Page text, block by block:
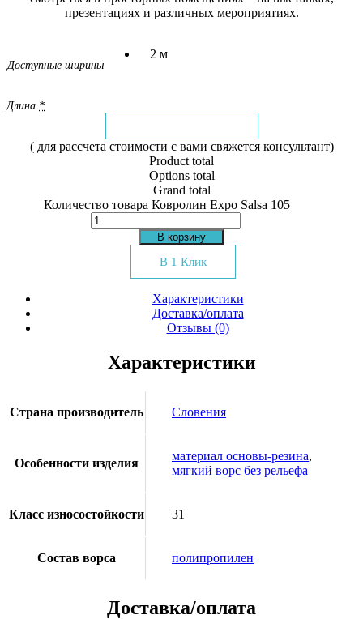
презентациях и различных мероприятиях.
Доступные ширины
2 м
Длина *
( для рассчета стоимости с вами свяжется консультант)
Product total
Options total
Grand total
Количество товара Ковролин Expo Salsa 105
В корзину
В 1 Клик
Характеристики
Доставка/оплата
Отзывы (0)
Характеристики
Страна производитель Словения
Особенности изделия
материал основы-резина,
мягкий ворс без рельефа
Класс износостойкости 31
Состав ворса полипропилен
Доставка/оплата